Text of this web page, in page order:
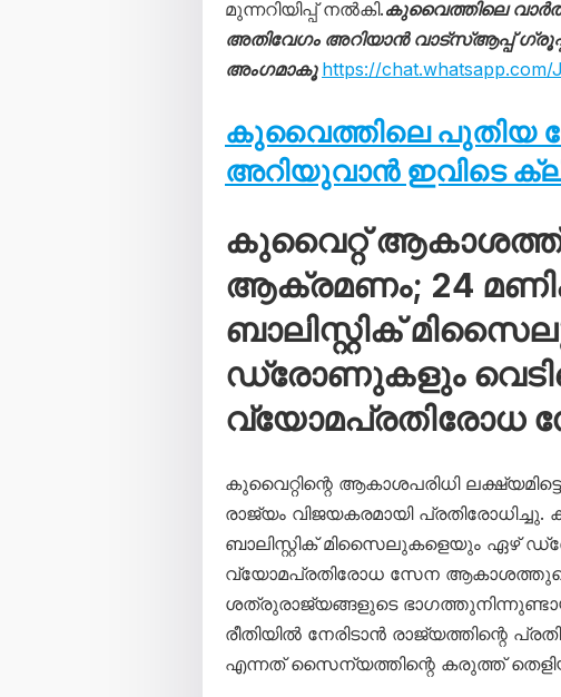
മുന്നറിയിപ്പ് നൽകി.കുവൈത്തിലെ
അതിവേഗം അറിയാൻ വാട്സ്ആപ്പ്
അംഗമാകൂ https://chat.whatsapp.com/
കുവൈത്തിലെ പുതിയ
അറിയുവാൻ ഇവിടെ
കുവൈറ്റ്
ആക്രമണം; 24
ബാലിസ്റ്റിക്
ഡ്രോണുകളും
വ്യോമപ്രതിരോധ
കുവൈറ്റിന്റെ ആകാശപരിധി
രാജ്യം വിജയകരമായി
ബാലിസ്റ്റിക് മിസൈലുകളെയും ഏഴ്
വ്യോമപ്രതിരോധ സേന
ശത്രുരാജ്യങ്ങളുടെ
രീതിയിൽ നേരിടാൻ രാജ്യത്തിന്റെ
എന്നത് സൈന്യത്തിന്റെ കരുത്ത്